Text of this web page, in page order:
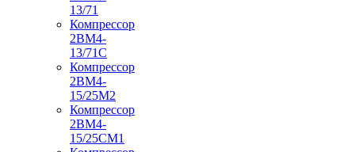
13/71
Компрессор
2ВМ4-
13/71С
Компрессор
2ВМ4-
15/25М2
Компрессор
2ВМ4-
15/25СМ1